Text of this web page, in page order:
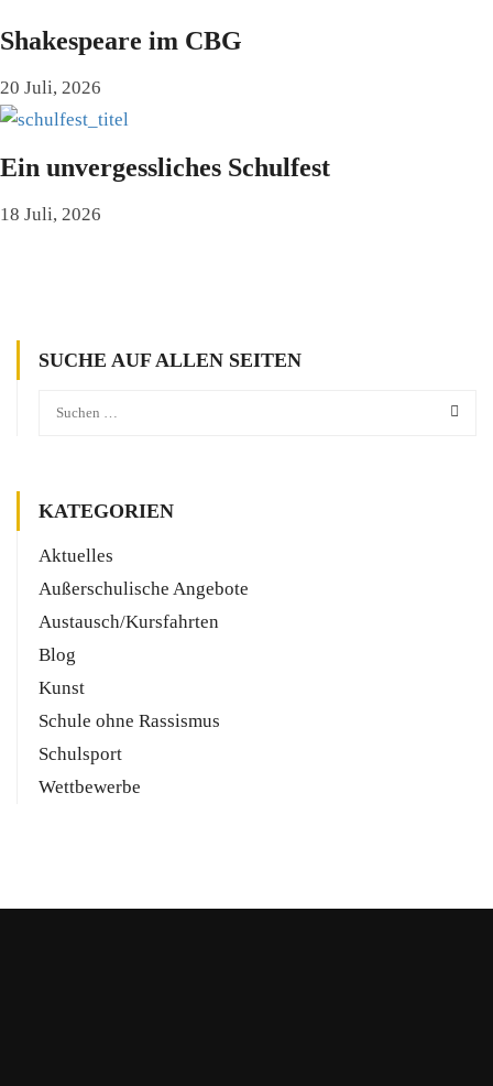
Shakespeare im CBG
20 Juli, 2026
Ein unvergessliches Schulfest
18 Juli, 2026
SUCHE AUF ALLEN SEITEN
KATEGORIEN
Aktuelles
Außerschulische Angebote
Austausch/Kursfahrten
Blog
Kunst
Schule ohne Rassismus
Schulsport
Wettbewerbe